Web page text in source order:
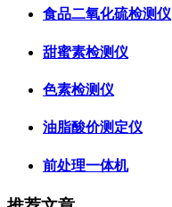
食品二氧化硫检测仪
甜蜜素检测仪
色素检测仪
油脂酸价测定仪
前处理一体机